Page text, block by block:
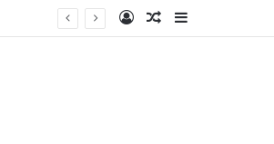
Log InRandom Article
Sidebar